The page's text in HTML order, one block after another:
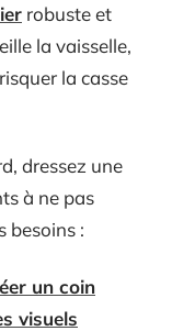
robuste et
la vaisselle,
la casse
dressez une
à ne pas
besoins :
un coin
visuels